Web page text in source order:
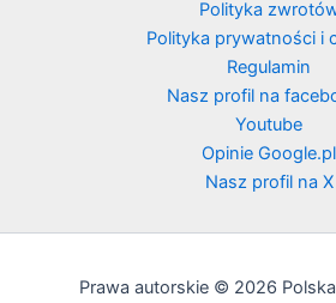
Polityka
Polityka prywatności i
Regulamin
Nasz profil na
Youtube
Opinie Google.pl
Nasz profil na X
Prawa autorskie © 2026